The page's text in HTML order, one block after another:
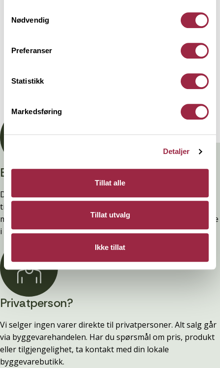
Nødvendig
Preferanser
Statistikk
Markedsføring
Detaljer
Tillat alle
Tillat utvalg
Ikke tillat
Behandling
Branntestet
Denne kledninger er testet, dokumentert, godkjent og
tilfredsstiller preakseptert ytelse for brann (D-s2,d0) ved
montering. Ytelsen opprettholdes ved å følge anvisningene
i våre FDV-er.
Privatperson?
Vi selger ingen varer direkte til privatpersoner. Alt salg går
via byggevarehandelen. Har du spørsmål om pris, produkt
eller tilgjengelighet, ta kontakt med din lokale
byggevarebutikk.